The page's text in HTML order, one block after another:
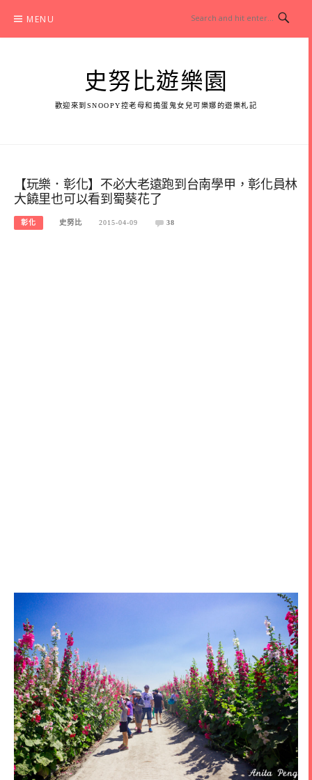
content
MENU
史努比遊樂園
歡迎來到SNOOPY控老母和搗蛋鬼女兒可樂娜的遊樂札記
【玩樂．彰化】不必大老遠跑到台南學甲，彰化員林
大饒里也可以看到蜀葵花了
彰化 史努比 2015-04-09 38